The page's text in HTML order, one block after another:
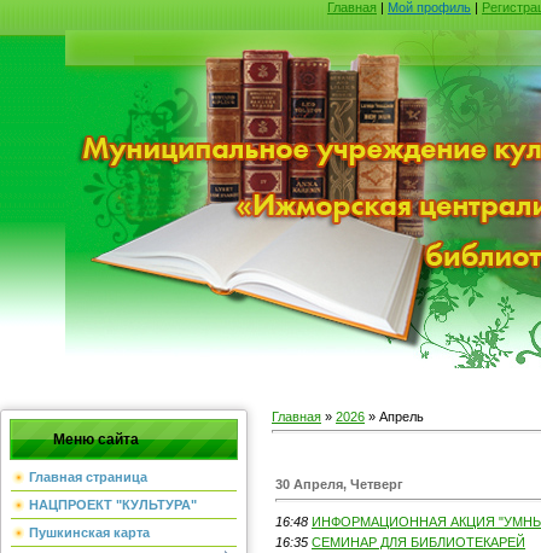
Главная | Мой профиль |
Меню сайта
Главная страница
НАЦПРОЕКТ "КУЛЬТУРА"
Пушкинская карта
Главная » 2026 » Апрель
30 Апреля, Четверг
16:48 ИНФОРМАЦИОННАЯ АКЦИЯ
16:35 СЕМИНАР ДЛЯ БИБЛИОТЕКАРЕЙ